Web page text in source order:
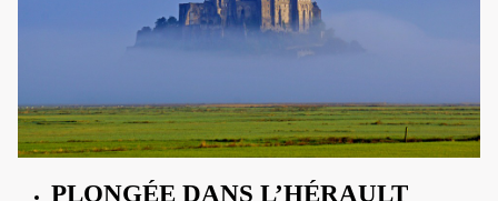
PLONGÉE DANS L’HÉRAULT